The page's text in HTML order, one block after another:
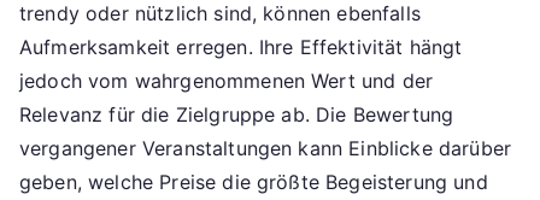
trendy oder nützlich sind, können ebenfalls
Aufmerksamkeit erregen. Ihre Effektivität hängt
jedoch vom wahrgenommenen Wert und der
Relevanz für die Zielgruppe ab. Die Bewertung
vergangener Veranstaltungen kann Einblicke darüber
geben, welche Preise die größte Begeisterung und